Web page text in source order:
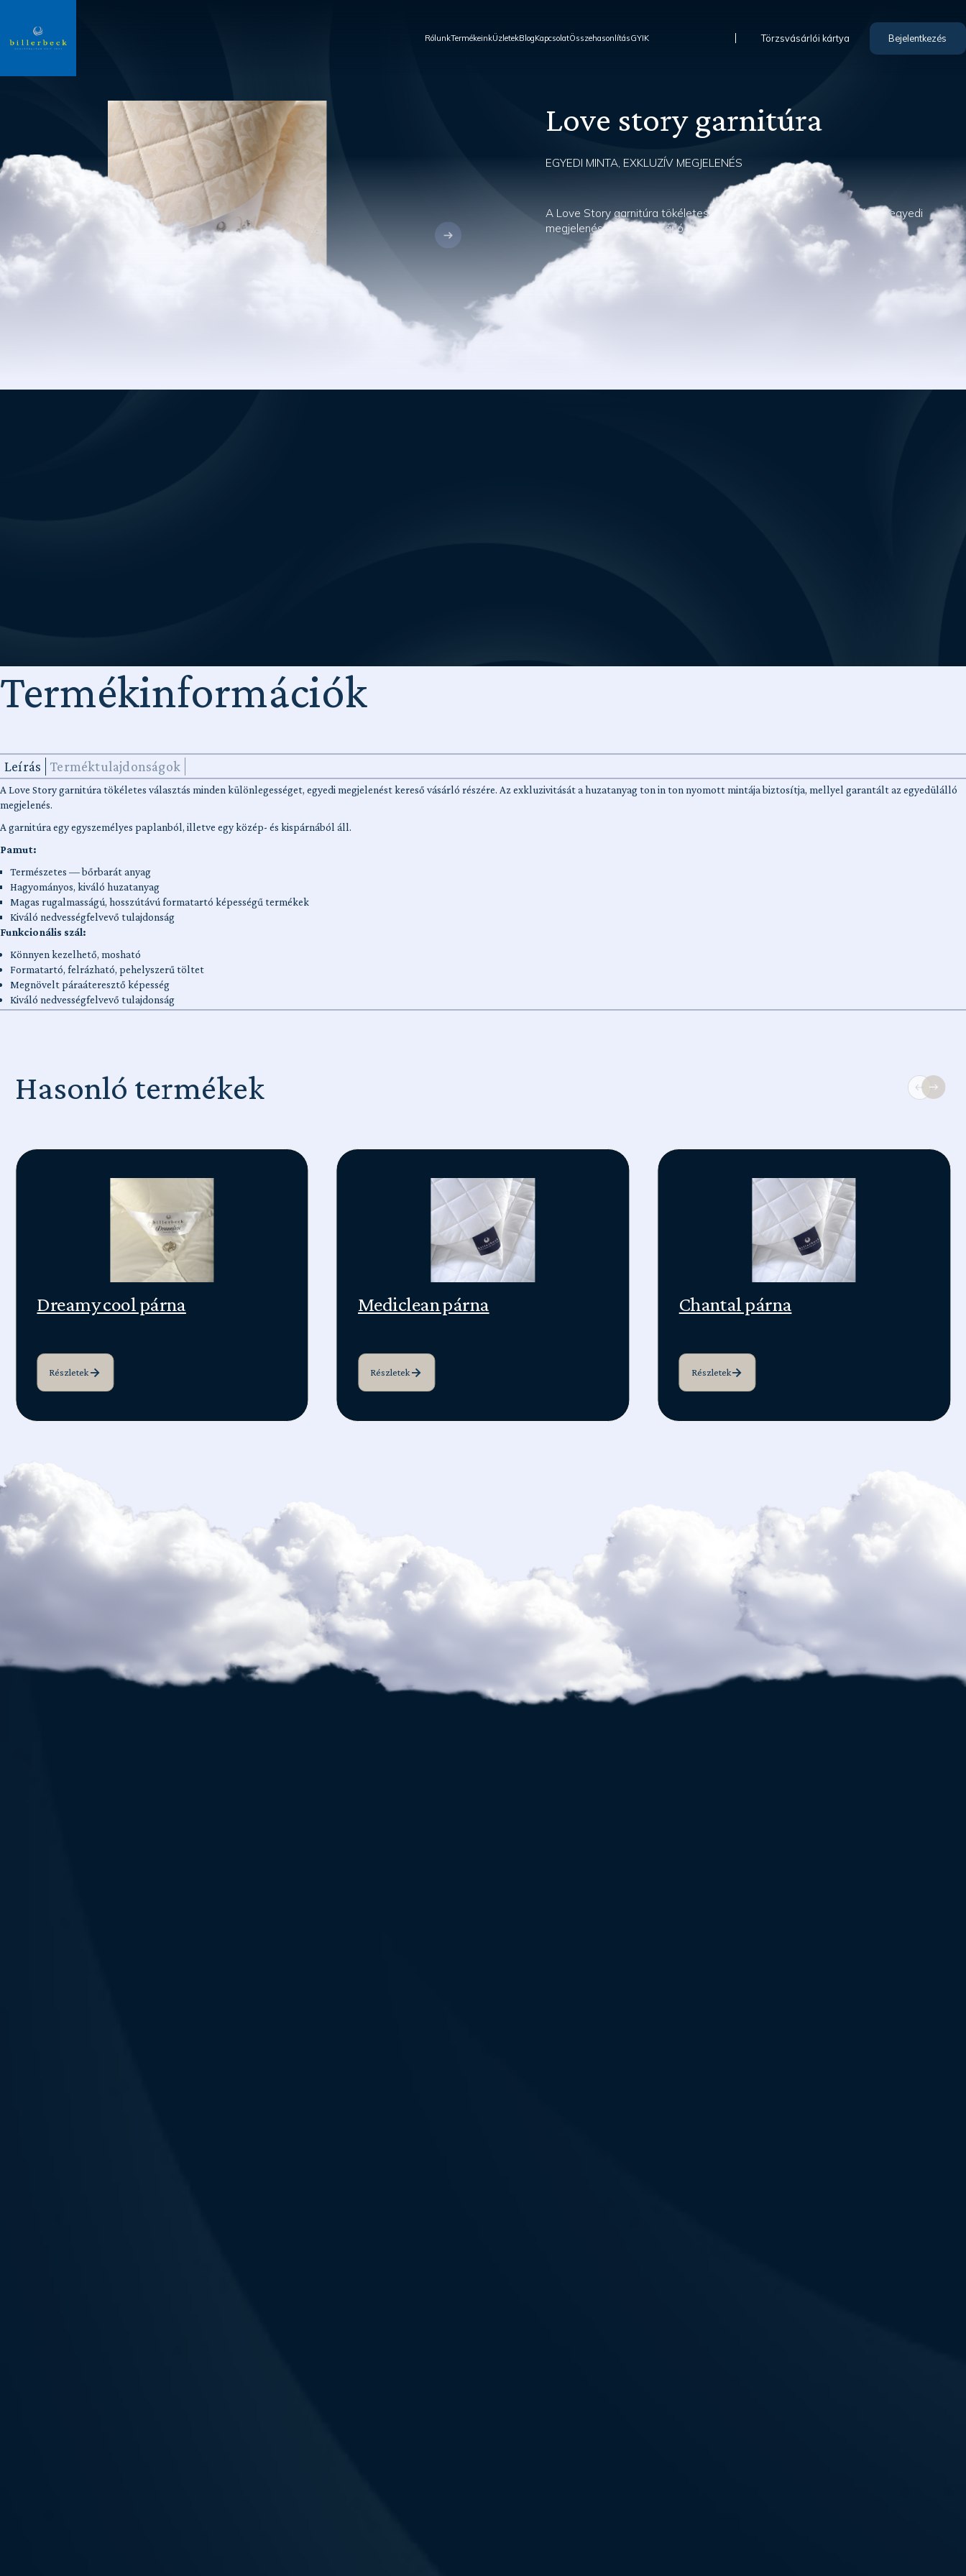
RólunkTermékeinkÜzletekBlogKapcsolatÖsszehasonlításGYIK Törzsvásárlói kártya Bejelentkezés
Love story garnitúra
EGYEDI MINTA, EXKLUZÍV MEGJELENÉS
A Love Story garnitúra tökéletes választás minden különlegességet, egyedi
megjelenést kereső vásárló részére. Az exkluzivitását a huz...
Termékinformációk
Leírás Terméktulajdonságok
A Love Story garnitúra tökéletes választás minden különlegességet, egyedi megjelenést kereső vásárló részére. Az exkluzivitását a huzatanyag ton in ton nyomott mintája biztosítja, mellyel garantált az egyedülálló
megjelenés.
A garnitúra egy egyszemélyes paplanból, illetve egy közép- és kispárnából áll.
Pamut:
Természetes — bőrbarát anyag
Hagyományos, kiváló huzatanyag
Magas rugalmasságú, hosszútávú formatartó képességű termékek
Kiváló nedvességfelvevő tulajdonság
Funkcionális szál:
Könnyen kezelhető, mosható
Formatartó, felrázható, pehelyszerű töltet
Megnövelt páraáteresztő képesség
Kiváló nedvességfelvevő tulajdonság
Hasonló termékek
Dreamy cool párna
Részletek
Mediclean párna
Részletek
Chantal párna
Részletek